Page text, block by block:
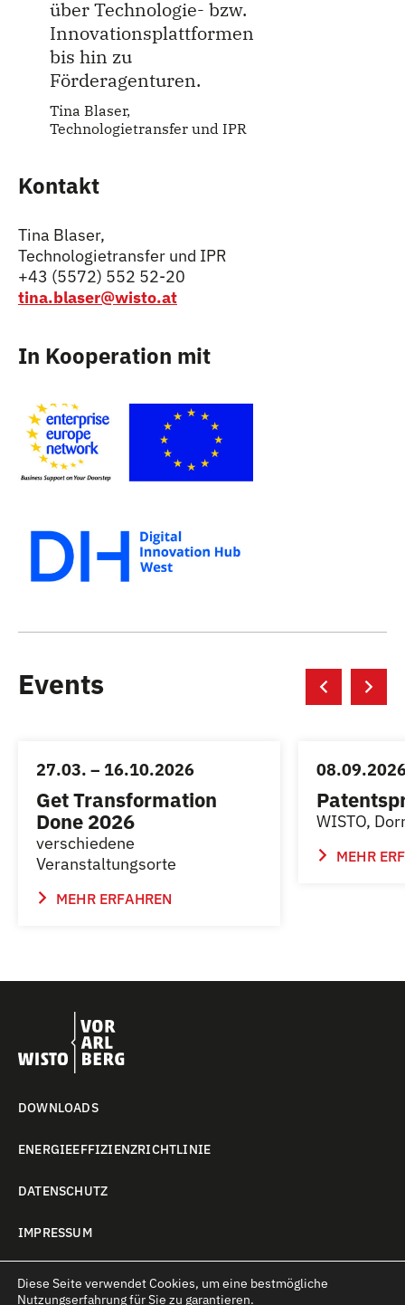
über Technologie- bzw.
Innovationsplattformen
bis hin zu
Förderagenturen.
Tina Blaser,
Technologietransfer und IPR
Kontakt
Tina Blaser,
Technologietransfer und IPR
+43 (5572) 552 52-20
tina.blaser@wisto.at
In Kooperation mit
Events
27.03. – 16.10.2026
Get Transformation
Done 2026
verschiedene
Veranstaltungsorte
MEHR ERFAHREN
WISTO,
MEHR
DOWNLOADS
ENERGIEEFFIZIENZRICHTLINIE
DATENSCHUTZ
IMPRESSUM
Diese Seite verwendet Cookies, um eine bestmögliche
Nutzungserfahrung für Sie zu garantieren.